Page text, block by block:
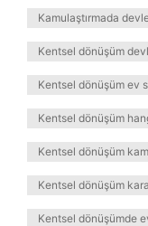
Kamulaştırmada
Kentsel dönüşüm
Kentsel dönüşüm ev
Kentsel dönüşüm
Kentsel dönüşüm
Kentsel dönüşüm
Kentsel dönüşümde